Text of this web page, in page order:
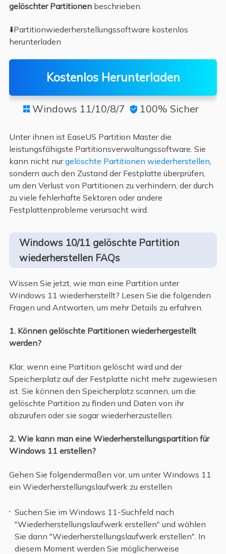
gelöschter Partitionenbeschrieben.
⬇️Partitionwiederherstellungssoftware kostenlos
herunterladen
Kostenlos Herunterladen
 Windows 11/10/8/7  100% Sicher
Unter ihnen ist EaseUS Partition Master die
leistungsfähigste Partitionsverwaltungssoftware. Sie
kann nicht nurgelöschte Partitionen wiederherstellen,
sondern auch den Zustand der Festplatte überprüfen,
um den Verlust von Partitionen zu verhindern, der durch
zu viele fehlerhafte Sektoren oder andere
Festplattenprobleme verursacht wird.
Windows 10/11 gelöschte Partition
wiederherstellen FAQs
Wissen Sie jetzt, wie man eine Partition unter
Windows 11 wiederherstellt? Lesen Sie die folgenden
Fragen und Antworten, um mehr Details zu erfahren.
1. Können gelöschte Partitionen wiederhergestellt
werden?
Klar, wenn eine Partition gelöscht wird und der
Speicherplatz auf der Festplatte nicht mehr zugewiesen
ist. Sie können den Speicherplatz scannen, um die
gelöschte Partition zu finden und Daten von ihr
abzurufen oder sie sogar wiederherzustellen.
2. Wie kann man eine Wiederherstellungspartition für
Windows 11 erstellen?
Gehen Sie folgendermaßen vor, um unter Windows 11
ein Wiederherstellungslaufwerk zu erstellen
Suchen Sie im Windows 11-Suchfeld nach
"Wiederherstellungslaufwerk erstellen" und wählen
Sie dann "Wiederherstellungslaufwerk erstellen". In
diesem Moment werden Sie möglicherweise